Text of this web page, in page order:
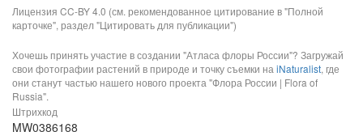
Лицензия CC-BY 4.0 (см. рекомендованное цитирование в "Полной
карточке", раздел "Цитировать для публикации")
Хочешь принять участие в создании "Атласа флоры России"? Загружай
свои фотографии растений в природе и точку съемки на iNaturalist, где
они станут частью нашего нового проекта "Флора России | Flora of
Russia".
Штрихкод
MW0386168